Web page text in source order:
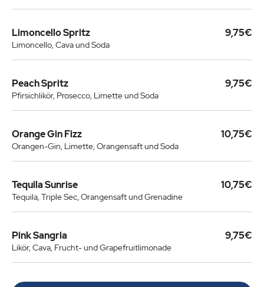
Limoncello Spritz
Limoncello, Cava und Soda
9,75€
Peach Spritz
Pfirsichlikör, Prosecco, Limette und Soda
9,75€
Orange Gin Fizz
Orangen-Gin, Limette, Orangensaft und Soda
10,75€
Tequila Sunrise
Tequila, Triple Sec, Orangensaft und Grenadine
10,75€
Pink Sangria
Likör, Cava, Frucht- und Grapefruitlimonade
9,75€